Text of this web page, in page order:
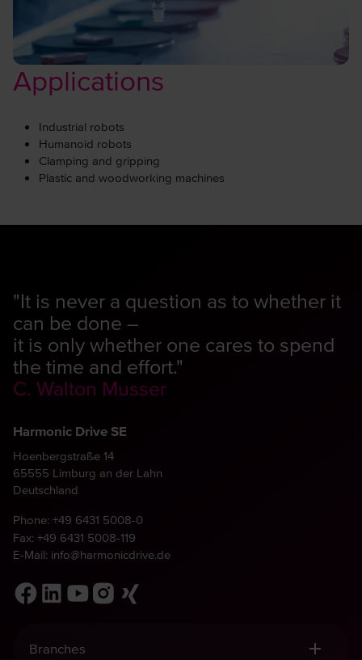
Applications
Industrial robots
Humanoid robots
Clamping and gripping
Plastic and woodworking machines
"It is never a question as to whether it
can be done –
it is only whether one cares to spend
the time and effort."
C. Walton Musser
Harmonic Drive SE
Hoenbergstraße 14
65555 Limburg an der Lahn
Deutschland
Phone: +49 6431 5008-0
Fax: +49 6431 5008-119
E-Mail: info@harmonicdrive.de
Branches